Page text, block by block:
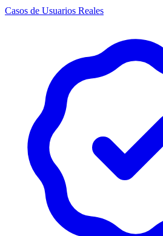
Casos de Usuarios Reales